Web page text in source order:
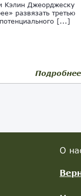
Кэлин Джеорджеску
развязать третью
[...]
Подробнее
О